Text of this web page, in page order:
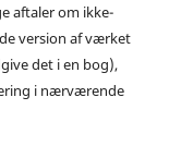
aftaler om ikke-
version af værket
det i en bog),
i nærværende